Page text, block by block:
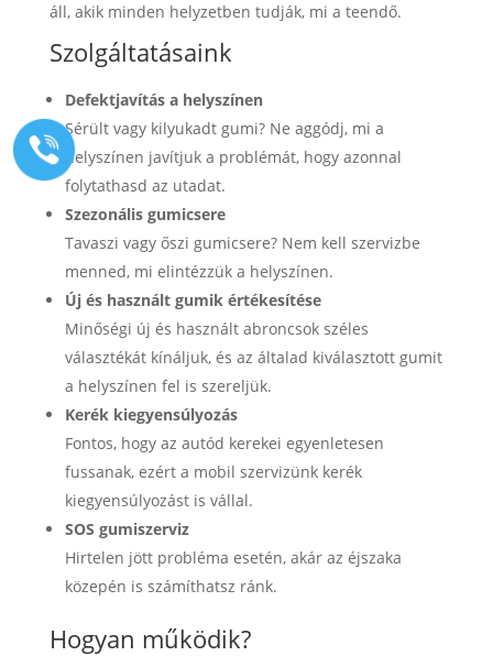
áll, akik minden helyzetben tudják, mi a teendő.
Szolgáltatásaink
Defektjavítás a helyszínen
Sérült vagy kilyukadt gumi? Ne aggódj, mi a
helyszínen javítjuk a problémát, hogy azonnal
folytathasd az utadat.
Szezonális gumicsere
Tavaszi vagy őszi gumicsere? Nem kell szervizbe
menned, mi elintézzük a helyszínen.
Új és használt gumik értékesítése
Minőségi új és használt abroncsok széles
választékát kínáljuk, és az általad kiválasztott gumit
a helyszínen fel is szereljük.
Kerék kiegyensúlyozás
Fontos, hogy az autód kerekei egyenletesen
fussanak, ezért a mobil szervizünk kerék
kiegyensúlyozást is vállal.
SOS gumiszerviz
Hirtelen jött probléma esetén, akár az éjszaka
közepén is számíthatsz ránk.
Hogyan működik?